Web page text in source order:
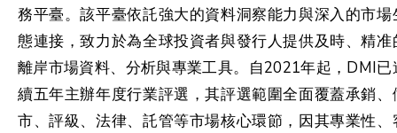
務平臺。該平臺依託強大的資料洞察能力與深入的市場
態連接，致力於為全球投資者與發行人提供及時、精准
離岸市場資料、分析與專業工具。自2021年起，DMI已
續五年主辦年度行業評選，其評選範圍全面覆蓋承銷、
市、評級、法律、託管等市場核心環節，因其專業性、